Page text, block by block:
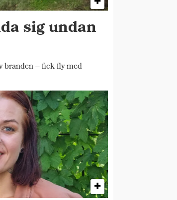
sig undan
branden – fick fly med